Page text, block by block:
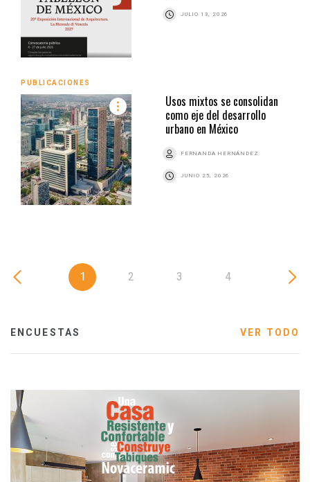
JULIO 13, 2026
PUBLICACIONES
Usos mixtos se consolidan
como eje del desarrollo
urbano en México
FERNANDA HERNÁNDEZ
JUNIO 25, 2026
1 2 3 4
ENCUESTAS VER TODO